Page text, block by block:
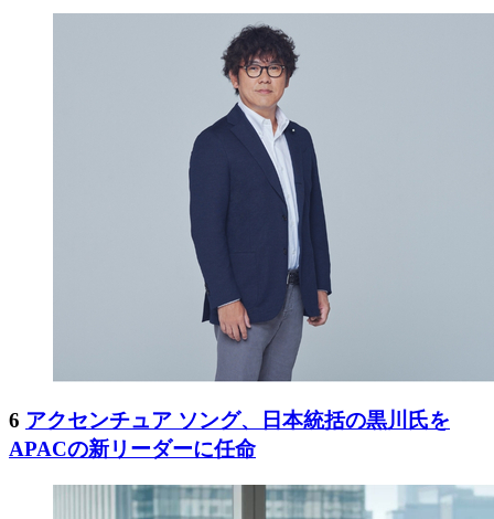
6 アクセンチュア ソング、日本統括の黒川氏を
APACの新リーダーに任命